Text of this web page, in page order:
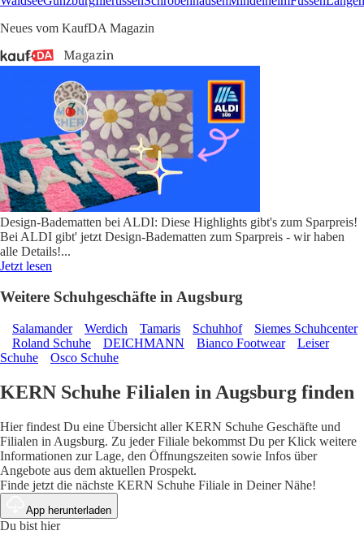
Neues vom KaufDA Magazin
Design-Badematten bei ALDI: Diese Highlights gibt's zum Sparpreis!
Bei ALDI gibt' jetzt Design-Badematten zum Sparpreis - wir haben
alle Details!...
Jetzt lesen
Weitere Schuhgeschäfte in Augsburg
Salamander Werdich Tamaris Schuhhof
Siemes Schuhcenter
Roland Schuhe
DEICHMANN Bianco Footwear
Leiser
Schuhe
Osco Schuhe
KERN Schuhe Filialen in Augsburg finden
Hier findest Du eine Übersicht aller KERN Schuhe Geschäfte und
Filialen in Augsburg. Zu jeder Filiale bekommst Du per Klick weitere
Informationen zur Lage, den Öffnungszeiten sowie Infos über
Angebote aus dem aktuellen Prospekt.
Finde jetzt die nächste KERN Schuhe Filiale in Deiner Nähe!
App herunterladen
Du bist hier